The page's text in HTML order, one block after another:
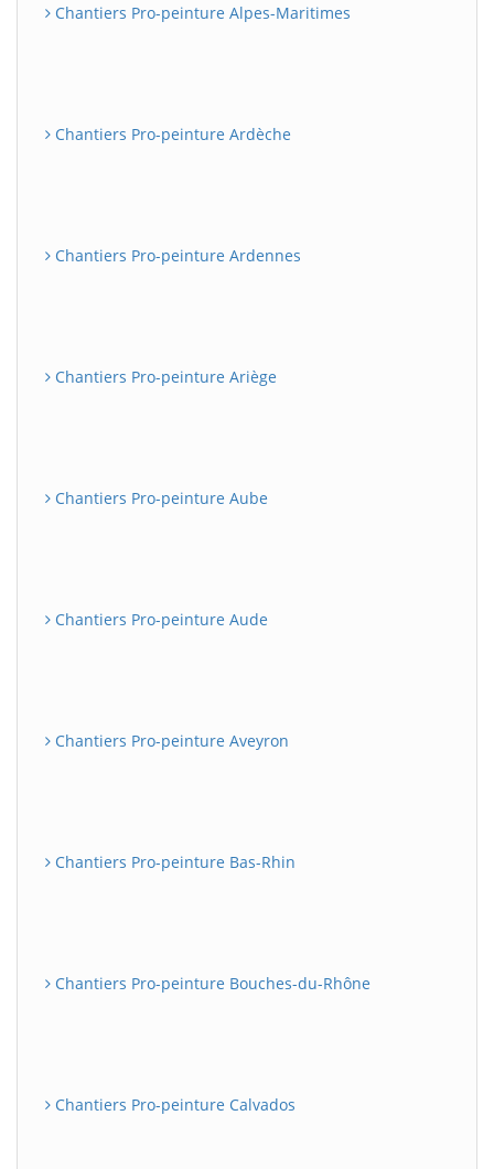
Chantiers Pro-peinture Alpes-Maritimes
Chantiers Pro-peinture Ardèche
Chantiers Pro-peinture Ardennes
Chantiers Pro-peinture Ariège
Chantiers Pro-peinture Aube
Chantiers Pro-peinture Aude
Chantiers Pro-peinture Aveyron
Chantiers Pro-peinture Bas-Rhin
Chantiers Pro-peinture Bouches-du-Rhône
Chantiers Pro-peinture Calvados